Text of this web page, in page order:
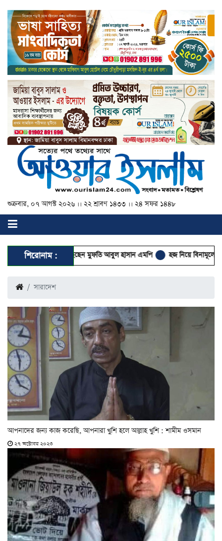
শুক্রবার, ০৭ আগস্ট ২০২৬ ।। ২২ শ্রাবণ ১৪৩৩ ।। ২৪ সফর ১৪৪৮
শিরোনাম :
মুফতি আবুল হাসান এমপি হজ নিয়ে বিনামূল্যে আল ওয়াসির জুম মিট-
সারাদেশ
আপনাদের জন্য কাজ করেছি, আপনারা খুশি হলে আল্লাহ খুশি : শামীম ওসমান
২৭ অক্টোবর ২০২৩